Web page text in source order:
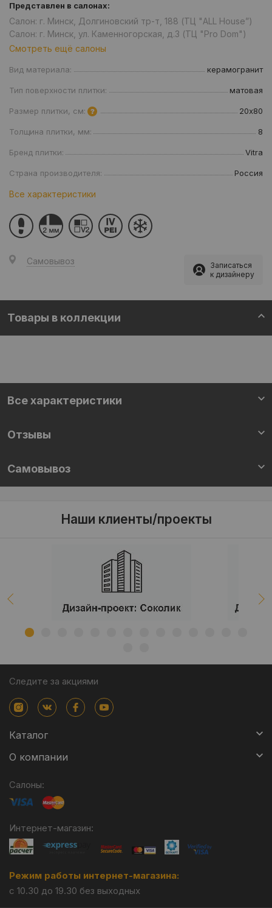
Представлен в салонах:
Салон: г. Минск, Долгиновский тр-т, 188 (ТЦ "ALL House”)
Салон: г. Минск, ул. Каменногорская, д.3 (ТЦ "Pro Dom")
Смотреть ещё салоны
Вид материала: керамогранит
Тип поверхности плитки: матовая
Размер плитки, см: 20х80
Толщина плитки, мм: 8
Бренд плитки: Vitra
Страна производителя: Россия
Все характеристики
Самовывоз
Записаться
к дизайнеру
Товары в коллекции
Все характеристики
Отзывы
Самовывоз
Наши клиенты/проекты
Следите за акциями
Каталог
О компании
Салоны:
Интернет-магазин:
Режим работы интернет-магазина:
с 10.30 до 19.30 без выходных